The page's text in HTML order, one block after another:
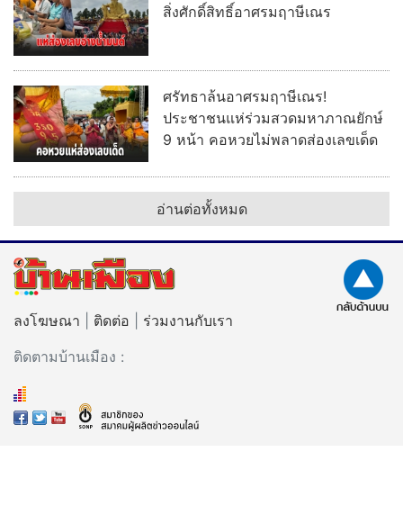
สิ่งศักดิ์สิทธิ์อาศรมฤาษีเณร
ศรัทธาล้นอาศรมฤาษีเณร!
ประชาชนแห่ร่วมสวดมหาภาณยักษ์
9 หน้า คอหวยไม่พลาดส่องเลขเด็ด
อ่านต่อทั้งหมด
ลงโฆษณา ติดต่อ
ร่วมงานกับเรา
ติดตามบ้านเมือง :